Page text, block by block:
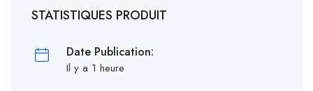
STATISTIQUES PRODUIT
Date Publication:
Il y a 1 heure